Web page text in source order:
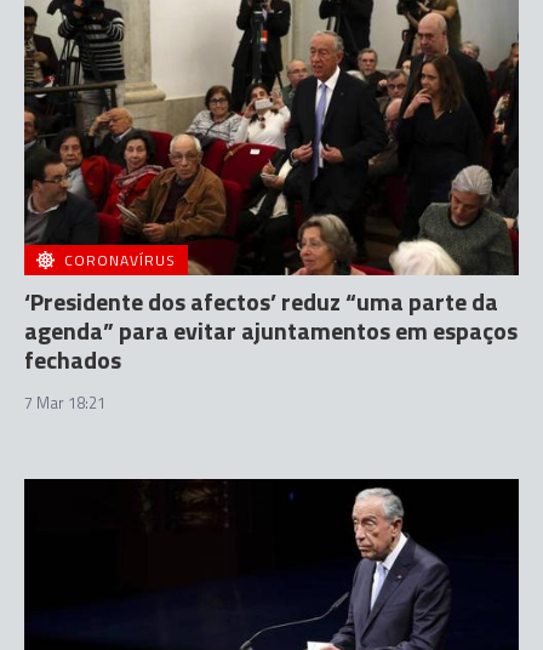
CORONAVÍRUS
‘Presidente dos afectos’ reduz “uma parte da
agenda” para evitar ajuntamentos em espaços
fechados
7 Mar 18:21